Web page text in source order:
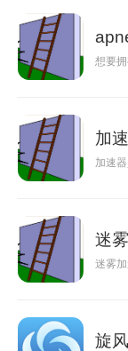
想要
加
加速
迷
迷雾
旋